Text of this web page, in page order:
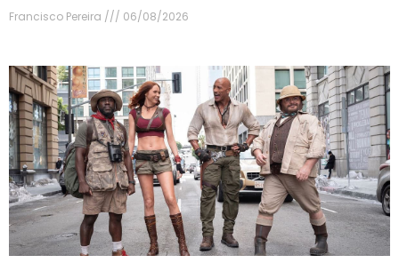
Francisco Pereira 06/08/2026